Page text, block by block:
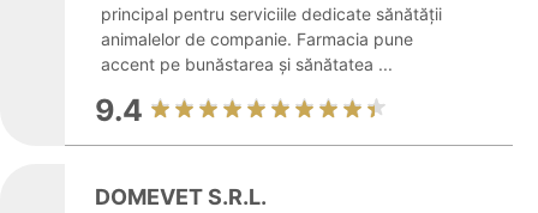
principal pentru serviciile dedicate sănătății
animalelor de companie. Farmacia pune
accent pe bunăstarea și sănătatea ...
9.4
DOMEVET S.R.L.